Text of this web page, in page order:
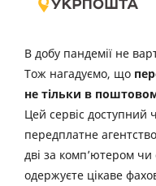
В добу пандемії не
Тож нагадуємо, що
не тільки в
Цей сервіс доступний
передплатне
дві за комп’ютером
одержуєте цікаве